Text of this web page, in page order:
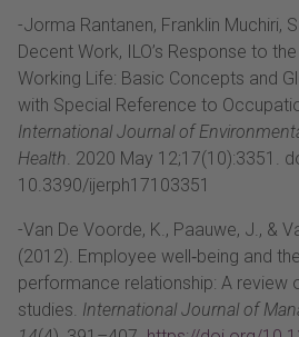
-Jorma Rantanen, Franklin Muchiri,
Decent Work, ILO’s Response to
Working Life: Basic Concepts and
with Special Reference to
International Journal of
Health. 2020 May 12;17(10):3351.
10.3390/ijerph17103351
-Van De Voorde, K., Paauwe, J., &
(2012). Employee well‐being and
performance relationship: A review
studies. International Journal of